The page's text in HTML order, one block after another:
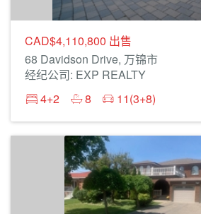
CAD$4,110,800 出售
68 Davidson Drive, 万锦市
经纪公司: EXP REALTY
4+2
8 11(3+8)